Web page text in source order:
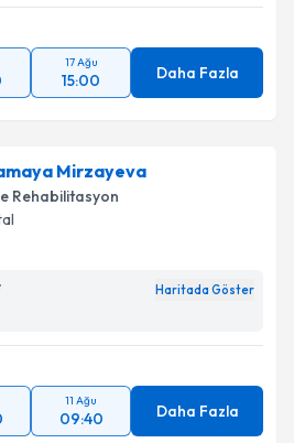
17 Ağu
15:00 Daha Fazla
Mirzayeva
Rehabilitasyon
Haritada Göster
11 Ağu
09:40 Daha Fazla